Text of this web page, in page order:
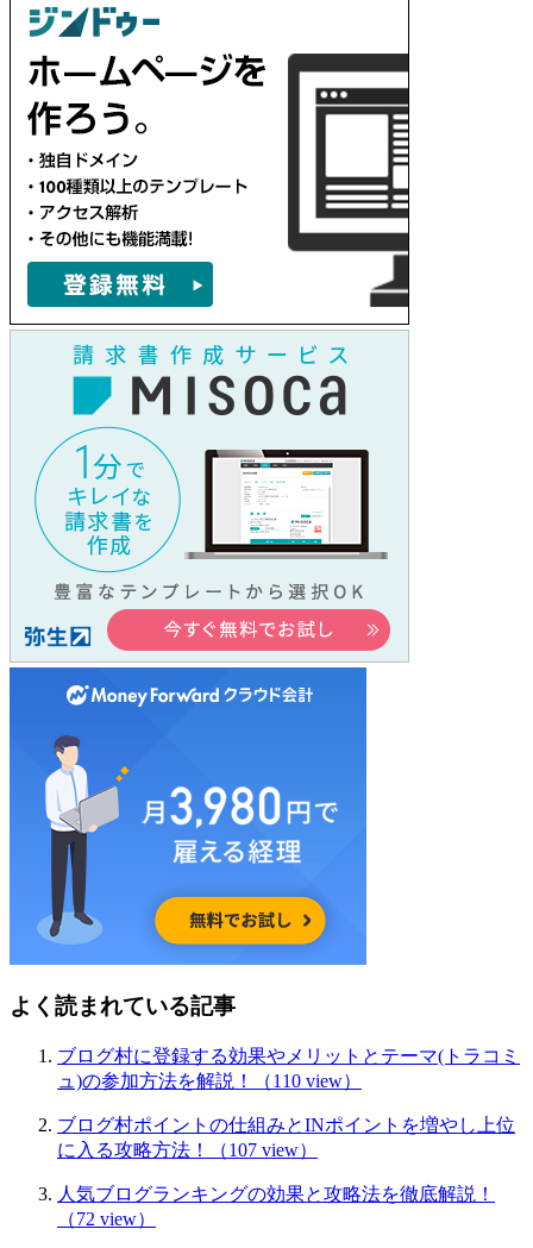
よく読まれている記事
ブログ村に登録する効果やメリットとテーマ(トラコミ
ュ)の参加方法を解説！
（110 view）
ブログ村ポイントの仕組みとINポイントを増やし上位
に入る攻略方法！
（107 view）
人気ブログランキングの効果と攻略法を徹底解説！
（72 view）